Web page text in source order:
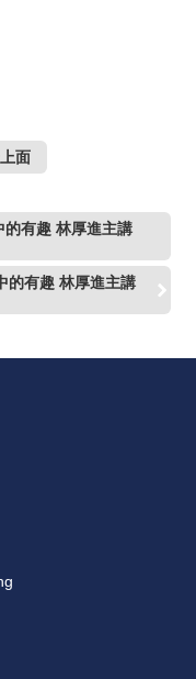
面
有趣 林厚進主講
的有趣 林厚進主講